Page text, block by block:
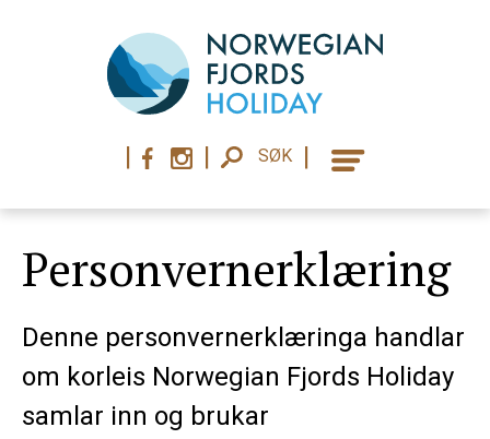
| | SØK |
Personvernerklæring
Denne personvernerklæringa handlar
om korleis Norwegian Fjords Holiday
samlar inn og brukar